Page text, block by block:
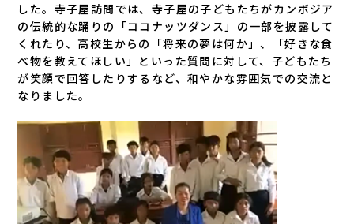
した。寺子屋訪問では、寺子屋の子どもたちがカンボジア
の伝統的な踊りの「ココナッツダンス」の一部を披露して
くれたり、高校生からの「将来の夢は何か」、「好きな食
べ物を教えてほしい」といった質問に対して、子どもたち
が笑顔で回答したりするなど、和やかな雰囲気での交流と
なりました。